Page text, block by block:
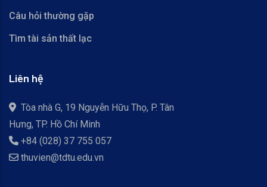
Câu hỏi thường gặp
Tìm tài sản thất lạc
Liên hệ
Tòa nhà G, 19 Nguyễn Hữu Thọ, P. Tân
Hưng, TP. Hồ Chí Minh
+84 (028) 37 755 057
thuvien@tdtu.edu.vn